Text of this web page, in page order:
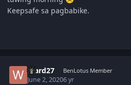
Keepsafe sa pagbabike.
Ward27 BenLotus Member
June 2, 20206 yr